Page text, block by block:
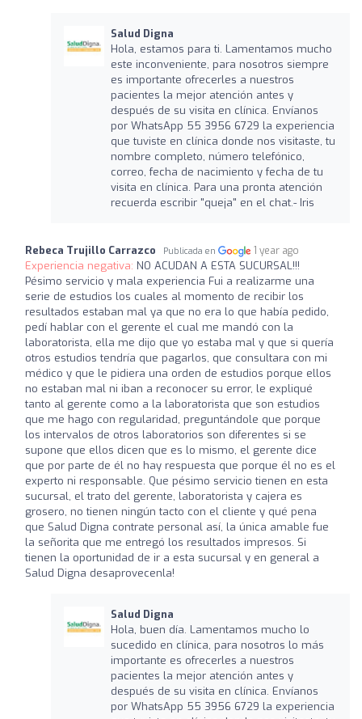
Salud Digna
Hola, estamos para ti. Lamentamos mucho
este inconveniente, para nosotros siempre
es importante ofrecerles a nuestros
pacientes la mejor atención antes y
después de su visita en clínica. Envíanos
por WhatsApp 55 3956 6729 la experiencia
que tuviste en clínica donde nos visitaste, tu
nombre completo, número telefónico,
correo, fecha de nacimiento y fecha de tu
visita en clínica. Para una pronta atención
recuerda escribir "queja" en el chat.- Iris
Rebeca Trujillo Carrazco Publicada en 1 year ago
Experiencia negativa: NO ACUDAN A ESTA SUCURSAL!!!
Pésimo servicio y mala experiencia Fui a realizarme una
serie de estudios los cuales al momento de recibir los
resultados estaban mal ya que no era lo que había pedido,
pedí hablar con el gerente el cual me mandó con la
laboratorista, ella me dijo que yo estaba mal y que si quería
otros estudios tendría que pagarlos, que consultara con mi
médico y que le pidiera una orden de estudios porque ellos
no estaban mal ni iban a reconocer su error, le expliqué
tanto al gerente como a la laboratorista que son estudios
que me hago con regularidad, preguntándole que porque
los intervalos de otros laboratorios son diferentes si se
supone que ellos dicen que es lo mismo, el gerente dice
que por parte de él no hay respuesta que porque él no es el
experto ni responsable. Que pésimo servicio tienen en esta
sucursal, el trato del gerente, laboratorista y cajera es
grosero, no tienen ningún tacto con el cliente y qué pena
que Salud Digna contrate personal así, la única amable fue
la señorita que me entregó los resultados impresos. Si
tienen la oportunidad de ir a esta sucursal y en general a
Salud Digna desaprovecenla!
Salud Digna
Hola, buen día. Lamentamos mucho lo
sucedido en clínica, para nosotros lo más
importante es ofrecerles a nuestros
pacientes la mejor atención antes y
después de su visita en clínica. Envíanos
por WhatsApp 55 3956 6729 la experiencia